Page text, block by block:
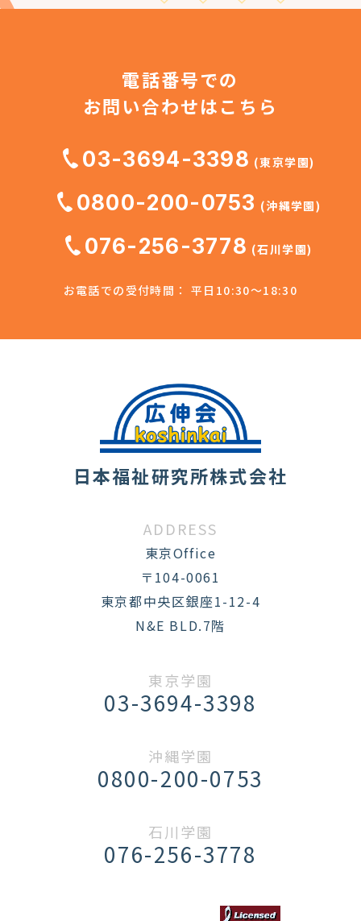
電話番号での
お問い合わせはこちら
03-3694-3398 (東京学園)
0800-200-0753 (沖縄学園)
076-256-3778 (石川学園)
お電話での受付時間： 平日10:30～18:30
日本福祉研究所株式会社
ADDRESS
東京Office
〒104-0061
東京都中央区銀座1-12-4
N&E BLD.7階
東京学園
03-3694-3398
沖縄学園
0800-200-0753
石川学園
076-256-3778